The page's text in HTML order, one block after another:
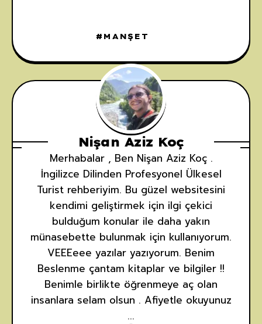
MANŞET
Nişan Aziz Koç
Merhabalar , Ben Nişan Aziz Koç .
İngilizce Dilinden Profesyonel Ülkesel
Turist rehberiyim. Bu güzel websitesini
kendimi geliştirmek için ilgi çekici
bulduğum konular ile daha yakın
münasebette bulunmak için kullanıyorum.
VEEEeee yazılar yazıyorum. Benim
Beslenme çantam kitaplar ve bilgiler !!
Benimle birlikte öğrenmeye aç olan
insanlara selam olsun . Afiyetle okuyunuz
...